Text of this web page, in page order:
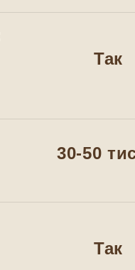
Так
30-50
Так